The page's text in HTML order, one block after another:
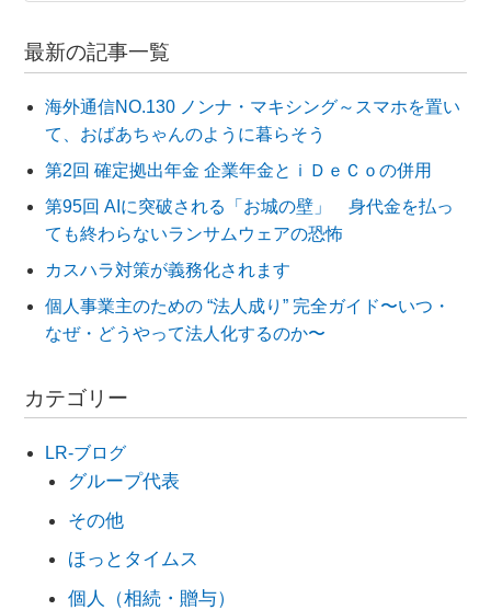
最新の記事一覧
海外通信NO.130 ノンナ・マキシング～スマホを置い
て、おばあちゃんのように暮らそう
第2回 確定拠出年金 企業年金とｉＤｅＣｏの併用
第95回 AIに突破される「お城の壁」 身代金を払っ
ても終わらないランサムウェアの恐怖
カスハラ対策が義務化されます
個人事業主のための “法人成り” 完全ガイド〜いつ・
なぜ・どうやって法人化するのか〜
カテゴリー
LR-ブログ
グループ代表
その他
ほっとタイムス
個人（相続・贈与）